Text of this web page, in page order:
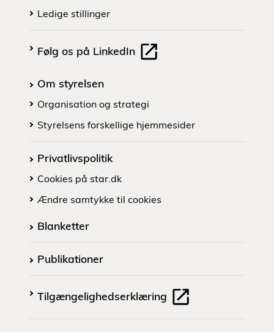
Ledige stillinger
Følg os på LinkedIn
Om styrelsen
Organisation og strategi
Styrelsens forskellige hjemmesider
Privatlivspolitik
Cookies på star.dk
Ændre samtykke til cookies
Blanketter
Publikationer
Tilgængelighedserklæring